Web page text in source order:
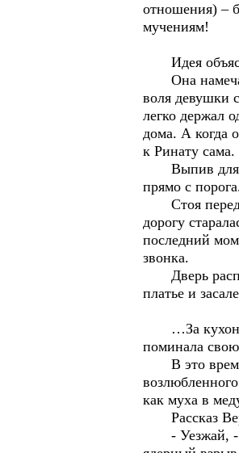
отношения) –
мучениям!
Идея
Она
воля девушки
легко держал
дома. А когда
к Ринату сама.
Выпив для
прямо с
Стоя перед
дорогу
последний
звонка.
Дверь
платье и
…За
поминала
В это время
как муха в
Рассказ
- Уезжай, -